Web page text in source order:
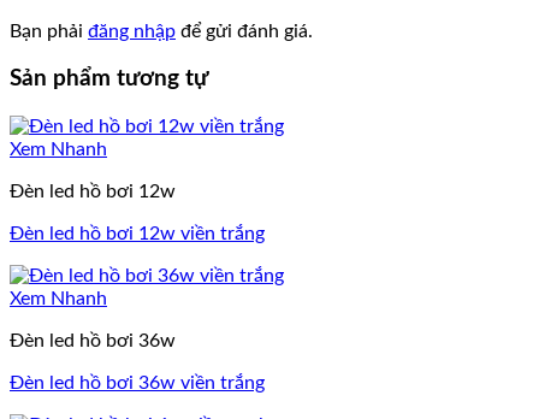
Bạn phải đăng nhập để gửi đánh giá.
Sản phẩm tương tự
Xem Nhanh
Đèn led hồ bơi 12w
Đèn led hồ bơi 12w viền trắng
Xem Nhanh
Đèn led hồ bơi 36w
Đèn led hồ bơi 36w viền trắng